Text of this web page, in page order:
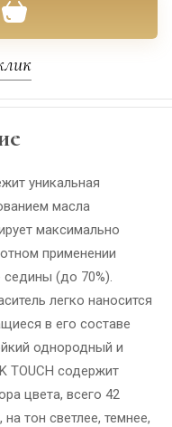
уникальная
масла
максимально
применении
(до 70%).
легко наносится
в его составе
однородный и
TOUCH содержит
цвета, всего 42
тон светлее, темнее,